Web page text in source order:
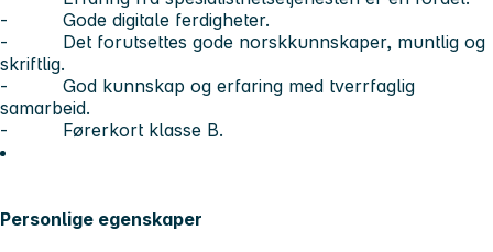
- Gode digitale ferdigheter.
- Det forutsettes gode norskkunnskaper, muntlig og
skriftlig.
- God kunnskap og erfaring med tverrfaglig
samarbeid.
- Førerkort klasse B.
Personlige egenskaper